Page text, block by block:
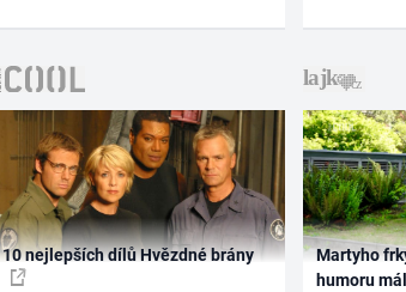
10 nejlepších dílů Hvězdné brány
Martyho
humoru